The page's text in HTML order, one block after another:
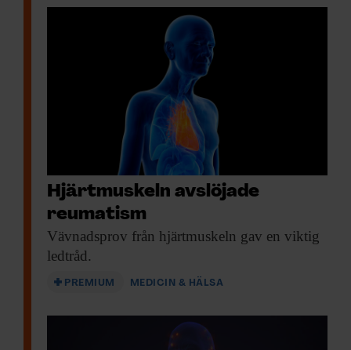
Hjärtmuskeln avslöjade
reumatism
Vävnadsprov från hjärtmuskeln gav en viktig
ledtråd.
PREMIUM MEDICIN & HÄLSA